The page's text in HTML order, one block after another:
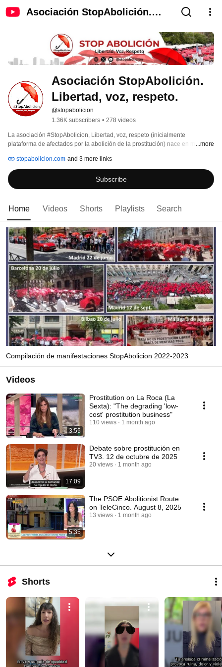
Asociación StopAbolición.
Asociación StopAbolición.
Libertad, voz, respeto.
@stopabolicion
1.36K subscribers • 278 videos
La asociación #StopAbolicion, Libertad, voz, respeto (inicialmente
plataforma de afectados por la abolición de la prostitución) nace en mayo de
sexual en Europa presentada por el PSOE de Pedro Sánchez y Carmen
Calvo.
...more
stopabolicion.com and 3 more links
Subscribe
Home Videos Shorts Playlists Search
Compilación de manifestaciones StopAbolicion 2022-2023
Videos
3:55
Prostitution on La Roca (La
Sexta): "The degrading 'low-
cost' prostitution business"
110 views 1 month ago
17:09
Debate sobre prostitución en
TV3. 12 de octubre de 2025
20 views 1 month ago
5:35
The PSOE Abolitionist Route
on TeleCinco. August 8, 2025
13 views 1 month ago
Shorts